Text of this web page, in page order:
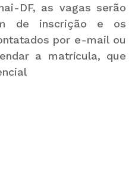
DF, as vagas serão
de inscrição e os
por e-mail ou
a matrícula, que